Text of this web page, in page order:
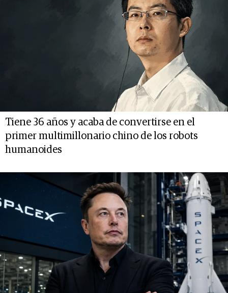
Tiene 36 años y acaba de convertirse en el
primer multimillonario chino de los robots
humanoides